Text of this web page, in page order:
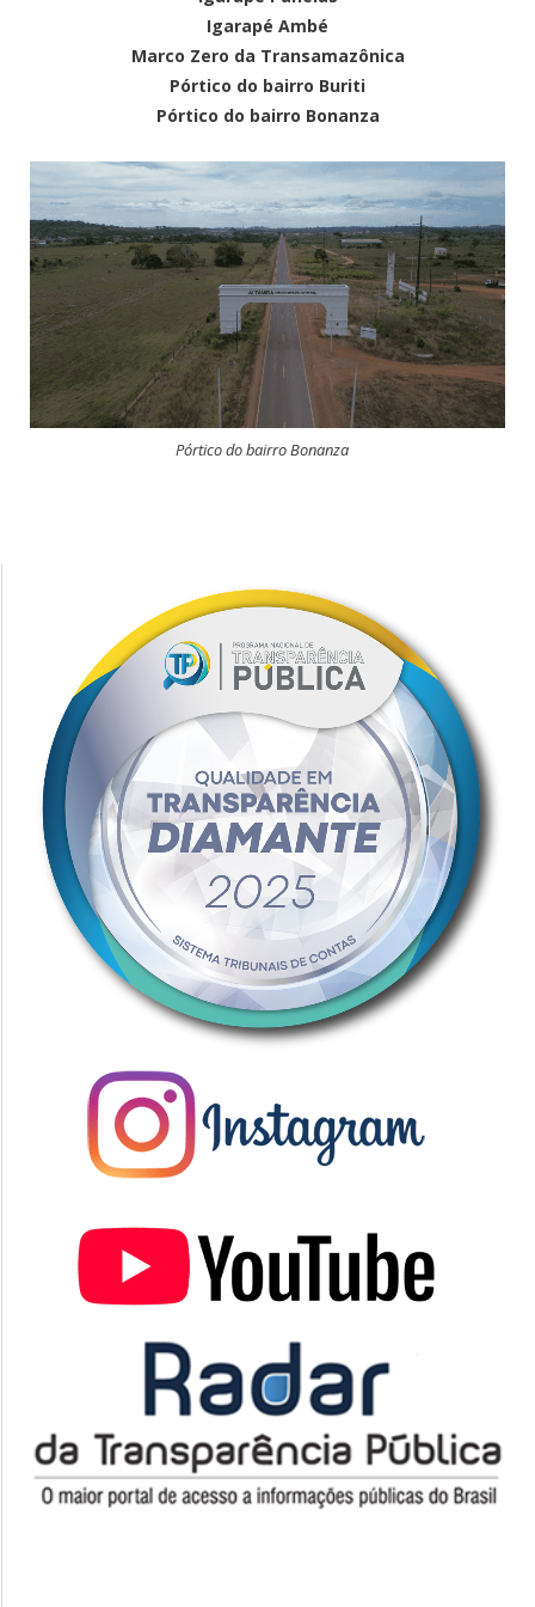
Igarapé Ambé
Marco Zero da Transamazônica
Pórtico do bairro Buriti
Pórtico do bairro Bonanza
Pórtico do bairro Bonanza